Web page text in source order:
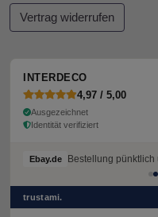
Vertrag widerrufen
INTERDECO
4,97 / 5,00
Ausgezeichnet
Identität verifiziert
Ebay.de Bestellung
trustami.